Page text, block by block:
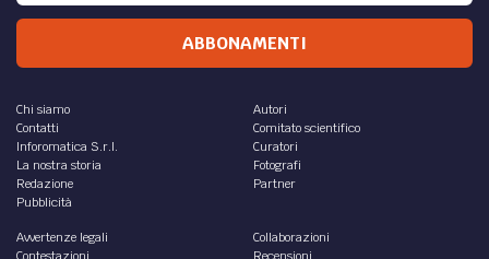
ABBONAMENTI
Chi siamo
Contatti
Inforomatica S.r.l.
La nostra storia
Redazione
Pubblicità
Autori
Comitato scientifico
Curatori
Fotografi
Partner
Avvertenze legali
Contestazioni
Collaborazioni
Recensioni